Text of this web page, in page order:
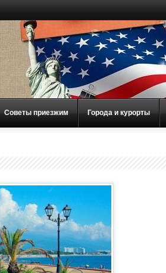
Советы приезжим Города и курорты